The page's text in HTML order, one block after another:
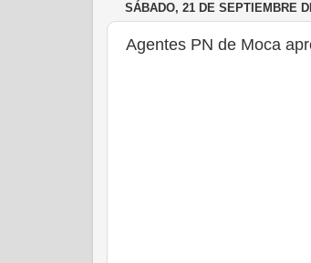
SÁBADO, 21 DE SEPTIEMBRE
Agentes PN de Moca